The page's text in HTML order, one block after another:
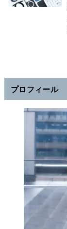
プロフィール